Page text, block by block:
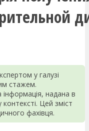
у галузі
стажем.
надана в
Цей зміст
фахівця.